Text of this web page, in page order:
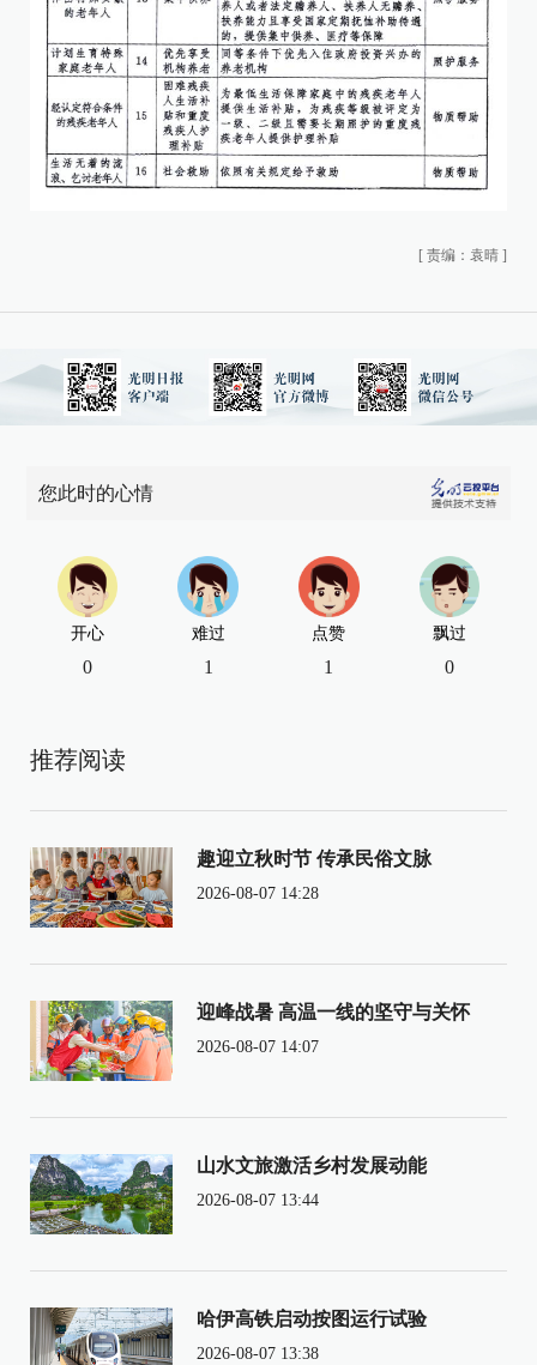
[ 责编：袁晴 ]
您此时的心情
开心
0
难过
1
点赞
1
飘过
0
推荐阅读
趣迎立秋时节 传承民俗文脉
2026-08-07 14:28
迎峰战暑 高温一线的坚守与关怀
2026-08-07 14:07
山水文旅激活乡村发展动能
2026-08-07 13:44
哈伊高铁启动按图运行试验
2026-08-07 13:38